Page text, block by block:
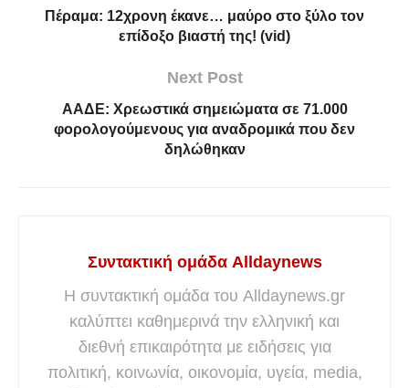
Πέραμα: 12χρονη έκανε… μαύρο στο ξύλο τον
επίδοξο βιαστή της! (vid)
Next Post
ΑΑΔΕ: Χρεωστικά σημειώματα σε 71.000
φορολογούμενους για αναδρομικά που δεν
δηλώθηκαν
Συντακτική ομάδα Alldaynews
Η συντακτική ομάδα του Alldaynews.gr
καλύπτει καθημερινά την ελληνική και
διεθνή επικαιρότητα με ειδήσεις για
πολιτική, κοινωνία, οικονομία, υγεία, media,